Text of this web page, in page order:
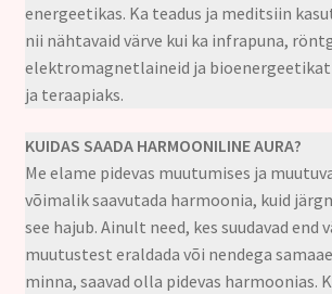
energeetikas. Ka teadus ja meditsiin
nii nähtavaid värve kui ka infrapuna,
elektromagnetlaineid ja bioenergeetikat
ja teraapiaks.
KUIDAS SAADA HARMOONILINE AURA?
Me elame pidevas muutumises ja
võimalik saavutada harmoonia, kuid
see hajub. Ainult need, kes suudavad end
muutustest eraldada või nendega
minna, saavad olla pidevas harmoonias.